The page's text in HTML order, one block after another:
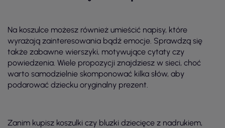
Na koszulce możesz również umieścić napisy, które
wyrażają zainteresowania bądź emocje. Sprawdzą się
także zabawne wierszyki, motywujące cytaty czy
powiedzenia. Wiele propozycji znajdziesz w sieci, choć
warto samodzielnie skomponować kilka słów, aby
podarować dziecku oryginalny prezent.
Zanim kupisz koszulki czy bluzki dziecięce z nadrukiem,